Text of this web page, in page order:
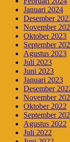
Januari 2024
Desember
November
Oktober 2023
September
Agustus 2023
Juli 2023
Juni 2023
Januari 2023
Desember
November
Oktober 2022
September
Agustus 2022
Juli 2022